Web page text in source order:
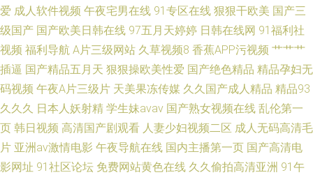
爱 成人软件视频 午夜宅男在线 91专区在线 狠狠干欧美 国产三
级国产 国产欧美日韩在线 97五月天婷婷 日韩在线网 91福利社
视频 福利导航 A片三级网站 久草视频8 香蕉APP污视频 艹艹艹
插逼 国产精品五月天 狠狠操欧美性爱 国产绝色精品 精品孕妇无
码视频 午夜A片三级片 天美果冻传媒 久久国产成人精品 精品93
久久久 日本人妖射精 学生妹avav 国产熟女视频在线 乱伦第一
页 韩日视频 高清国产剧观看 人妻少妇视频二区 成人无码高清毛
片 亚洲av激情电影 午夜导航在线 国内主播第一页 国产高清电
影网址 91社区论坛 免费网站黄色在线 久久偷拍高清亚洲 91午